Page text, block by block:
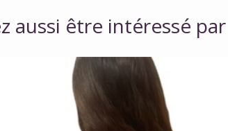
aussi être intéressé par